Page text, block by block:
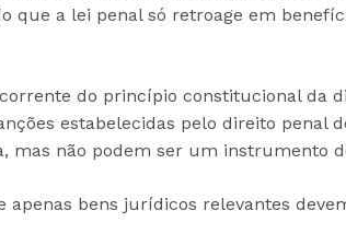
que a lei penal só retroage em
do princípio constitucional da
estabelecidas pelo direito penal
mas não podem ser um instrumento
bens jurídicos relevantes